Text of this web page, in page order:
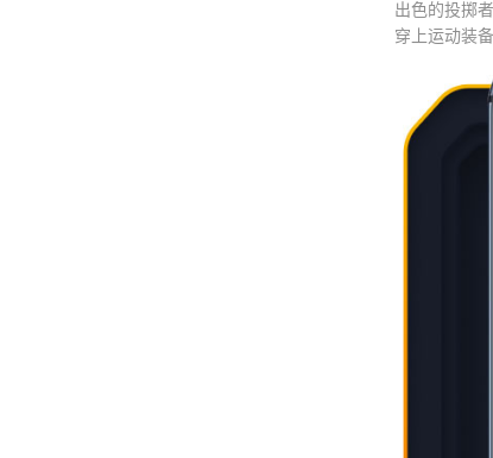
出色的投掷
穿上运动装